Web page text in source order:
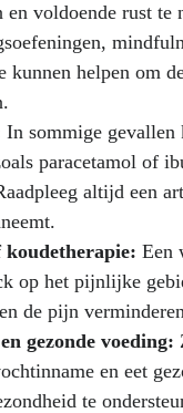
en voldoende rust te
kunnen helpen om
In sommige gevallen
paracetamol of
altijd een
Een
op het pijnlijke
de pijn
gezonde voeding:
en eet
te